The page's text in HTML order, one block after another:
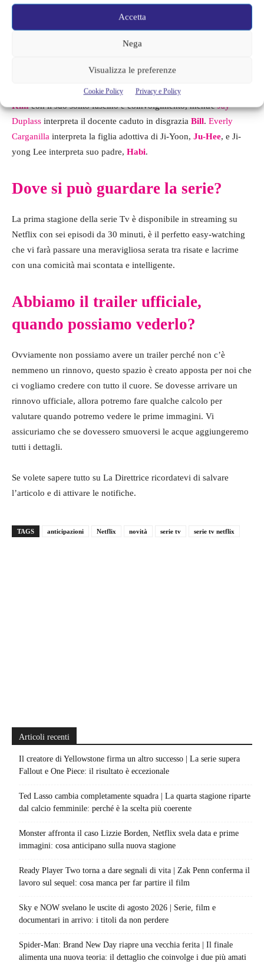
Accetta
Nega
Visualizza le preferenze
Cookie Policy Privacy e Policy
Chi c’è e chi ci sarà nel cast di La
Sandra Ohguida la serie nel ruolo di
Kimcon il suo solito fascino e coinvolgimento, mentreJay
Duplass interpreta il docente caduto in disgrazia Bill. Everly
Carganilla interpreta la figlia adottiva di Ji-Yoon, Ju-Hee, e Ji-
yong Lee interpreta suo padre, Habi.
Dove si può guardare la serie?
La prima stagione della serie Tv è disponibile in streaming su
Netflix con sei episodi da 30 minuti, è il perfetto easy-watching
che vi farà passare una meravigliosa serata tra risate e lacrime
con una comicità mai scontata e intelligente.
Abbiamo il trailer ufficiale,
quando possiamo vederlo?
Ovviamente non possiamo avere un trailer perché non c’è
nemmeno un rinnovo, questo spazio è creato apposta per noi che
ci vogliamo credere con tutto il cuore. Se dovesse arrivare un
rinnovo ufficiale, allora potremo fare qualche calcolo per
valutare quando potremo vedere le prime immagini. Vi
assicuriamo che se dovessero smuoversi le acque aggiungeremo
tutti i dettagli.
Se volete sapere tutto su La Direttrice ricordatevi di salvare
l’articolo e di attivare le notifiche.
TAGS anticipazioni Netflix novità serie tv serie tv netflix
Articoli recenti
Il creatore di Yellowstone firma un altro successo | La serie supera
Fallout e One Piece: il risultato è eccezionale
Ted Lasso cambia completamente squadra | La quarta stagione riparte
dal calcio femminile: perché è la scelta più coerente
Monster affronta il caso Lizzie Borden, Netflix svela data e prime
immagini: cosa anticipano sulla nuova stagione
Ready Player Two torna a dare segnali di vita | Zak Penn conferma il
lavoro sul sequel: cosa manca per far partire il film
Sky e NOW svelano le uscite di agosto 2026 | Serie, film e
documentari in arrivo: i titoli da non perdere
Spider-Man: Brand New Day riapre una vecchia ferita | Il finale
alimenta una nuova teoria: il dettaglio che coinvolge i due più amati